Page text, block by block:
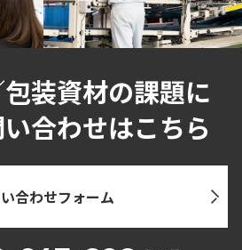
装資材の課題に
合わせはこちら
合わせフォーム